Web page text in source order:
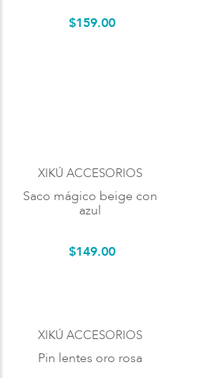
$159.00
XIKÚ ACCESORIOS
Saco mágico beige con
azul
$149.00
XIKÚ ACCESORIOS
Pin lentes oro rosa